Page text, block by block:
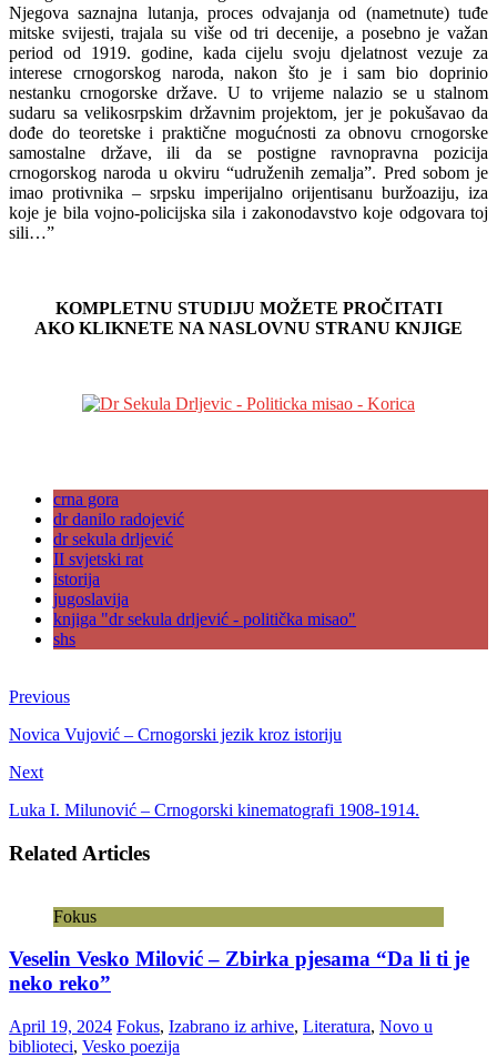
Njegova saznajna lutanja, proces odvajanja od (nametnute) tuđe
mitske svijesti, trajala su više od tri decenije, a posebno je važan
period od 1919. godine, kada cijelu svoju djelatnost vezuje za
interese crnogorskog naroda, nakon što je i sam bio doprinio
nestanku crnogorske države. U to vrijeme nalazio se u stalnom
sudaru sa velikosrpskim državnim projektom, jer je pokušavao da
dođe do teoretske i praktične mogućnosti za obnovu crnogorske
samostalne države, ili da se postigne ravnopravna pozicija
crnogorskog naroda u okviru “udruženih zemalja”. Pred sobom je
imao protivnika – srpsku imperijalno orijentisanu buržoaziju, iza
koje je bila vojno-policijska sila i zakonodavstvo koje odgovara toj
sili…”
KOMPLETNU STUDIJU MOŽETE PROČITATI
AKO KLIKNETE NA NASLOVNU STRANU KNJIGE
crna gora
dr danilo radojević
dr sekula drljević
II svjetski rat
istorija
jugoslavija
knjiga "dr sekula drljević - politička misao"
shs
Previous
Novica Vujović – Crnogorski jezik kroz istoriju
Next
Luka I. Milunović – Crnogorski kinematografi 1908-1914.
Related Articles
Fokus
Veselin Vesko Milović – Zbirka pjesama “Da li ti je
neko reko”
April 19, 2024 Fokus, Izabrano iz arhive, Literatura, Novo u
biblioteci, Vesko poezija